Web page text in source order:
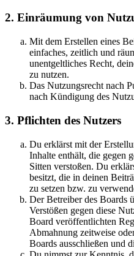
2. Einräumung von
Mit dem Erstellen eines
einfaches, zeitlich und
unentgeltliches Recht,
zu nutzen.
Das Nutzungsrecht nach
nach Kündigung des
3. Pflichten des Nutzers
Du erklärst mit der
Inhalte enthält, die gegen
Sitten verstoßen. Du
besitzt, die in deinen
zu setzen bzw. zu
Der Betreiber des Boards
Verstößen gegen diese
Board veröffentlichten
Abmahnung zeitweise
Boards ausschließen und